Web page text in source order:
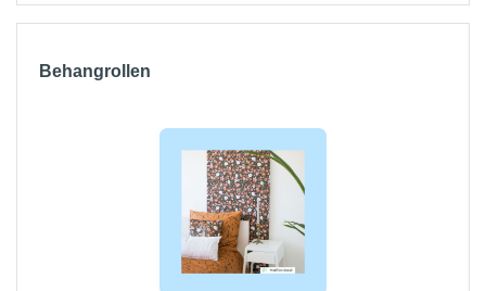
Behangrollen